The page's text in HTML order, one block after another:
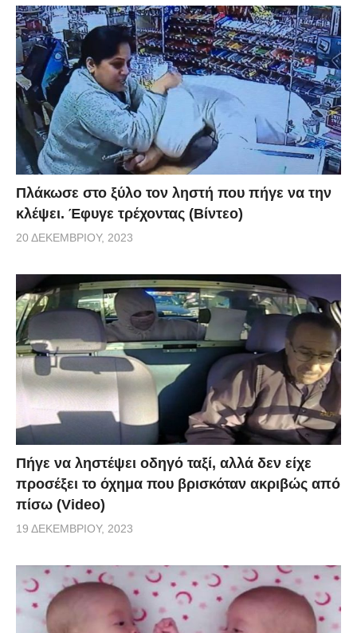
Πλάκωσε στο ξύλο τον ληστή που πήγε να την
κλέψει. Έφυγε τρέχοντας (Βίντεο)
20 ΔΕΚΕΜΒΡΊΟΥ, 2023
Πήγε να ληστέψει οδηγό ταξί, αλλά δεν είχε
προσέξει το όχημα που βρισκόταν ακριβώς από
πίσω (Video)
19 ΔΕΚΕΜΒΡΊΟΥ, 2023